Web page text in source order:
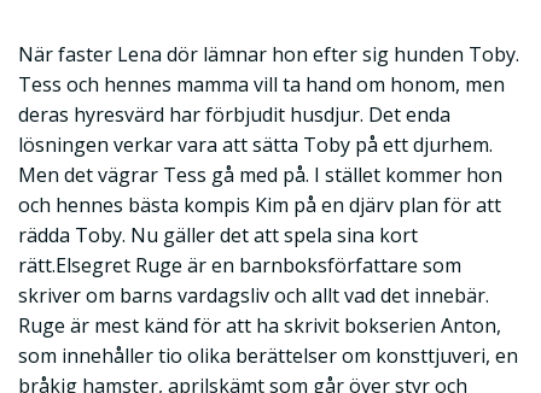
När faster Lena dör lämnar hon efter sig hunden Toby.
Tess och hennes mamma vill ta hand om honom, men
deras hyresvärd har förbjudit husdjur. Det enda
lösningen verkar vara att sätta Toby på ett djurhem.
Men det vägrar Tess gå med på. I stället kommer hon
och hennes bästa kompis Kim på en djärv plan för att
rädda Toby. Nu gäller det att spela sina kort
rätt.Elsegret Ruge är en barnboksförfattare som
skriver om barns vardagsliv och allt vad det innebär.
Ruge är mest känd för att ha skrivit bokserien Anton,
som innehåller tio olika berättelser om konsttjuveri, en
bråkig hamster, aprilskämt som går över styr och